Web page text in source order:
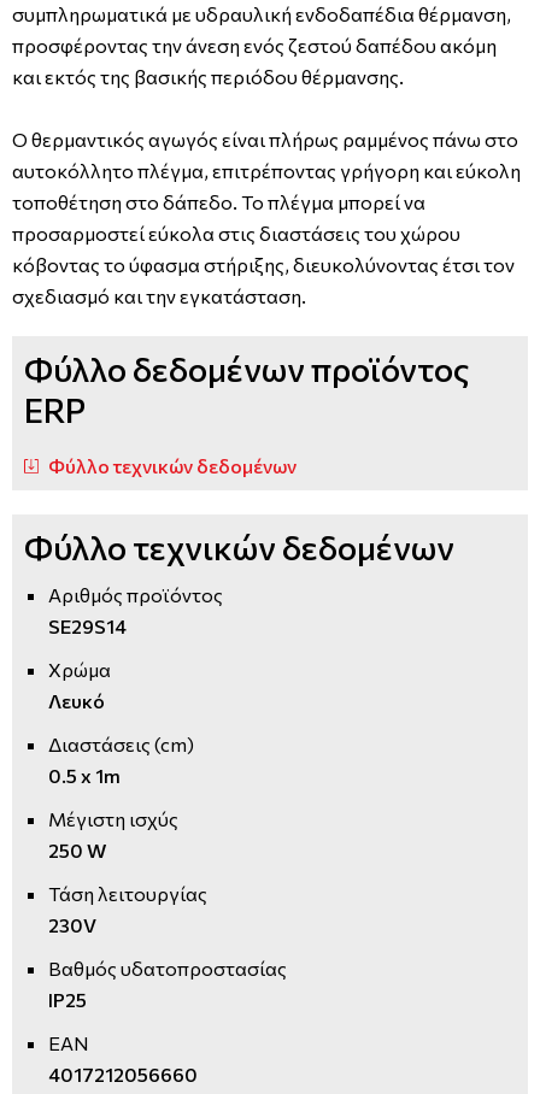
συμπληρωματικά με υδραυλική ενδοδαπέδια θέρμανση,
προσφέροντας την άνεση ενός ζεστού δαπέδου ακόμη
και εκτός της βασικής περιόδου θέρμανσης.
Ο θερμαντικός αγωγός είναι πλήρως ραμμένος πάνω στο
αυτοκόλλητο πλέγμα, επιτρέποντας γρήγορη και εύκολη
τοποθέτηση στο δάπεδο. Το πλέγμα μπορεί να
προσαρμοστεί εύκολα στις διαστάσεις του χώρου
κόβοντας το ύφασμα στήριξης, διευκολύνοντας έτσι τον
σχεδιασμό και την εγκατάσταση.
Φύλλο δεδομένων προϊόντος
ERP
Φύλλο τεχνικών δεδομένων
Φύλλο τεχνικών δεδομένων
Αριθμός προϊόντος
SE29S14
Χρώμα
Λευκό
Διαστάσεις (cm)
0.5 x 1m
Μέγιστη ισχύς
250 W
Τάση λειτουργίας
230V
Βαθμός υδατοπροστασίας
IP25
EAN
4017212056660